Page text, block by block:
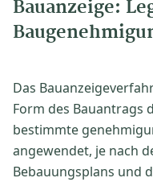
Bauanzeige:
Das
Form des Bauantrags
bestimmte
angewendet, je nach
Bebauungsplans und